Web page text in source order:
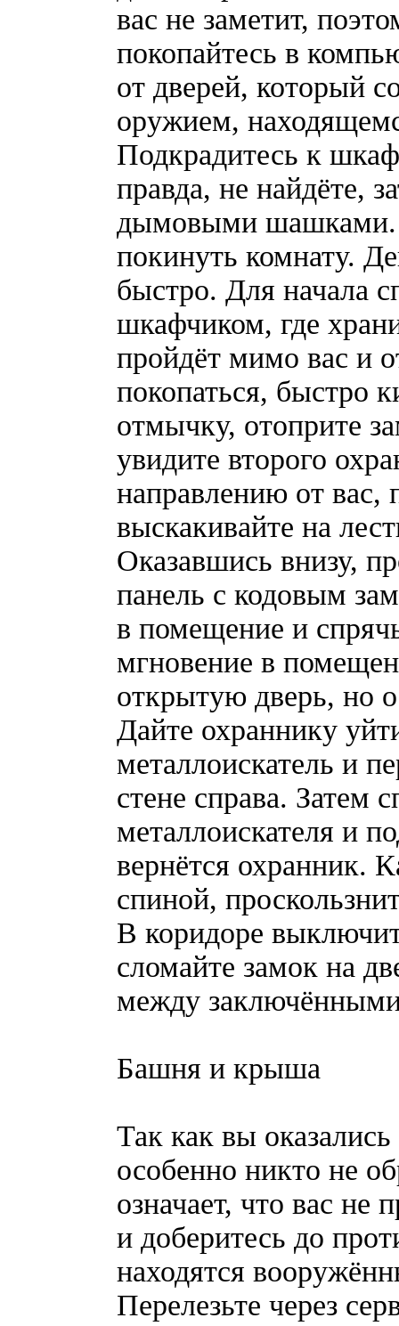
вас не заметит,
покопайтесь в
от дверей, который
оружием,
Подкрадитесь к
правда, не найдёте,
дымовыми шашками.
покинуть комнату.
быстро. Для начала
шкафчиком, где
пройдёт мимо вас и
покопаться, быстро
отмычку, отоприте
увидите второго
направлению от вас,
выскакивайте на
Оказавшись внизу,
панель с кодовым
в помещение и
мгновение в
открытую дверь, но
Дайте охраннику
металлоискатель и
стене справа. Затем
металлоискателя и
вернётся охранник.
спиной,
В коридоре
сломайте замок на
между
Башня и крыша
Так как вы
особенно никто не
означает, что вас не
и доберитесь до
находятся
Перелезьте через